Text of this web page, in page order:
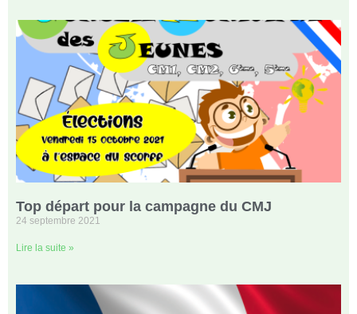
Top départ pour la campagne du CMJ
24 septembre 2021
Lire la suite »